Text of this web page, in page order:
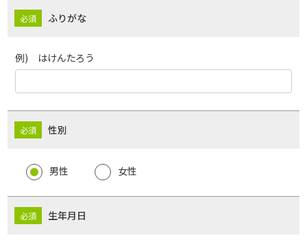
ふりがな
例) はけんたろう
性別
男性 女性
生年月日